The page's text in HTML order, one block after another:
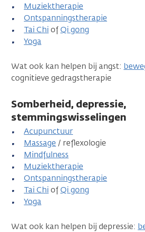
Muziektherapie
Ontspanningstherapie
Tai ChiofQi gong
Yoga
Wat ook kan helpen bij angst:
cognitieve gedragstherapie
Somberheid, depressie,
stemmingswisselingen
Acupunctuur
Massage / reflexologie
Mindfulness
Muziektherapie
Ontspanningstherapie
Tai ChiofQi gong
Yoga
Wat ook kan helpen bij depressie: